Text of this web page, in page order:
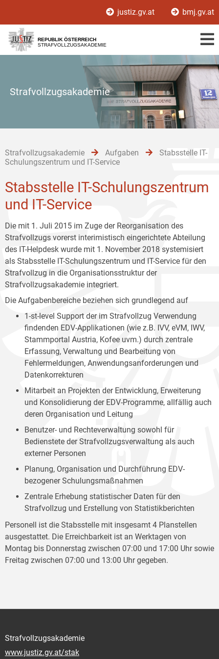
[1]
[2]
[3]
justiz.gv.at bmj.gv.at
REPUBLIK ÖSTERREICH
STRAFVOLLZUGSAKADEMIE
Strafvollzugsakademie
Strafvollzugsakademie Aufgaben
Stabsstelle IT-
Schulungszentrum und IT-Service
Stabsstelle IT-Schulungszentrum
und IT-Service
Die mit 1. Juli 2015 im Zuge der Reorganisation des
Strafvollzugs vorerst interimistisch eingerichtete Abteilung
des IT-Helpdesk wurde mit 1. November 2018 systemisiert
als Stabsstelle IT-Schulungszentrum und IT-Service für den
Strafvollzug in die Organisationsstruktur der
Strafvollzugsakademie integriert.
Die Aufgabenbereiche beziehen sich grundlegend auf
1-st-level Support der im Strafvollzug Verwendung
findenden EDV-Applikationen (wie z.B. IVV, eVM, IWV,
Stammportal Austria, Kofee uvm.) durch zentrale
Erfassung, Verwaltung und Bearbeitung von
Fehlermeldungen, Anwendungsanforderungen und
Datenkorrekturen
Mitarbeit an Projekten der Entwicklung, Erweiterung
und Konsolidierung der EDV-Programme, allfällig auch
deren Organisation und Leitung
Benutzer- und Rechteverwaltung sowohl für
Bedienstete der Strafvollzugsverwaltung als auch
externer Personen
Planung, Organisation und Durchführung EDV-
bezogener Schulungsmaßnahmen
Zentrale Erhebung statistischer Daten für den
Strafvollzug und Erstellung von Statistikberichten
Personell ist die Stabsstelle mit insgesamt 4 Planstellen
ausgestattet. Die Erreichbarkeit ist an Werktagen von
Montag bis Donnerstag zwischen 07:00 und 17:00 Uhr sowie
Freitag zwischen 07:00 und 13:00 Uhr gegeben.
Strafvollzugsakademie
www.justiz.gv.at/stak